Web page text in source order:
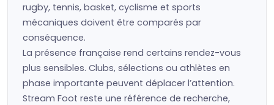
rugby, tennis, basket, cyclisme et sports
mécaniques doivent être comparés par
conséquence.
La présence française rend certains rendez-vous
plus sensibles. Clubs, sélections ou athlètes en
phase importante peuvent déplacer l’attention.
Stream Foot reste une référence de recherche,